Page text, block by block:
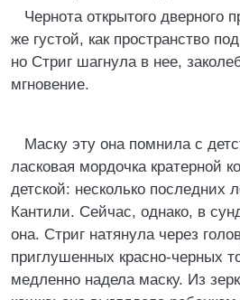
Чернота открытого дверного
же густой, как пространство
но Стриг шагнула в нее,
мгновение.
Маску эту она помнила с
ласковая мордочка кратерной
детской: несколько последних
Кантили. Сейчас, однако, в
она. Стриг натянула через
приглушенных красно-черных
медленно надела маску. Из